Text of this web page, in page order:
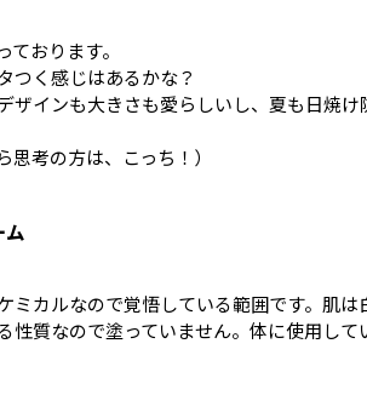
おります。
つく感じはあるかな？
ザインも大きさも愛らしいし、夏も日焼
考の方は、こっち！）
ム
カルなので覚悟している範囲です。肌
質なので塗っていません。体に使用し